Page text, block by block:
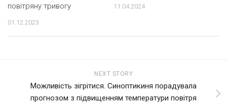
повітряну тривогу
01.12.2023
11.04.2024
NEXT STORY
Можливість зігрітися. Синоптикиня порадувала
прогнозом з підвищенням температури повітря